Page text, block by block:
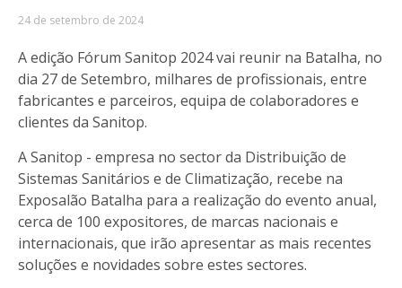
24 de setembro de 2024
A edição Fórum Sanitop 2024 vai reunir na Batalha, no
dia 27 de Setembro, milhares de profissionais, entre
fabricantes e parceiros, equipa de colaboradores e
clientes da Sanitop.
A Sanitop - empresa no sector da Distribuição de
Sistemas Sanitários e de Climatização, recebe na
Exposalão Batalha para a realização do evento anual,
cerca de 100 expositores, de marcas nacionais e
internacionais, que irão apresentar as mais recentes
soluções e novidades sobre estes sectores.